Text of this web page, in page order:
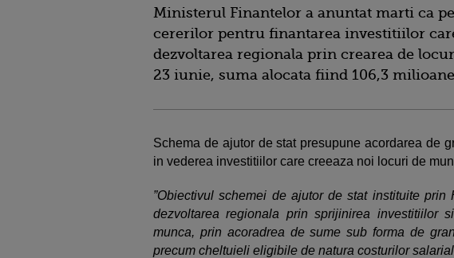
Ministerul Finantelor a anuntat marti ca
cererilor pentru finantarea investitiilor
dezvoltarea regionala prin crearea de
23 iunie, suma alocata fiind 106,3
Schema de ajutor de stat presupune acordarea de
in vederea investitiilor care creeaza noi locuri de
”Obiectivul schemei de ajutor de stat instituite prin
dezvoltarea regionala prin sprijinirea investitiilor
munca, prin acoradrea de sume sub forma de
precum cheltuieli eligibile de natura costurilor